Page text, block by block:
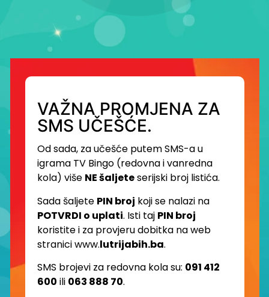
VAŽNA PROMJENA ZA
SMS UČEŠĆE.
Od sada, za učešće putem SMS-a u
igrama TV Bingo (redovna i vanredna
kola) više NE šaljeteserijski broj listića.
Sada šaljete PIN broj koji se nalazi na
POTVRDI o uplati. Isti taj PIN broj
koristite i za provjeru dobitka na web
stranici www.lutrijabih.ba.
SMS brojevi za redovna kola su: 091 412
600 ili 063 888 70.